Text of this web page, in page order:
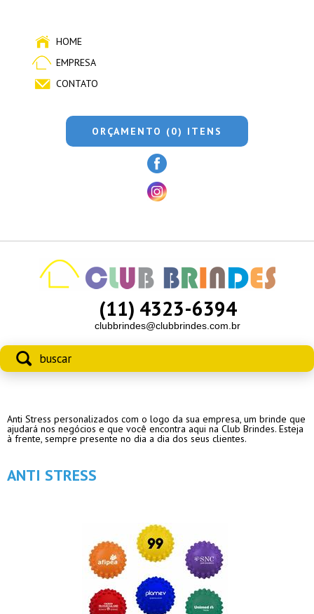
HOME
EMPRESA
CONTATO
ORÇAMENTO (0) ITENS
(11) 4323-6394
clubbrindes@clubbrindes.com.br
Anti Stress personalizados com o logo da sua empresa, um brinde que
ajudará nos negócios e que você encontra aqui na Club Brindes. Esteja
à frente, sempre presente no dia a dia dos seus clientes.
ANTI STRESS